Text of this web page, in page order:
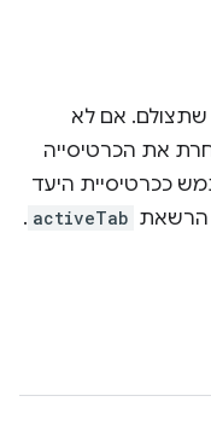
שתצולם. אם לא
את הכרטיסייה
ככרטיסיית היעד
הרשאת activeTab
.